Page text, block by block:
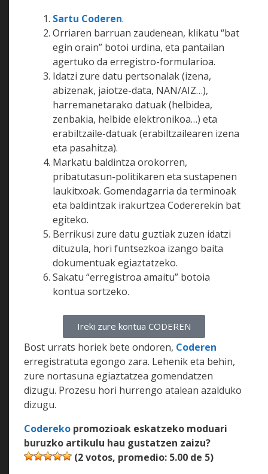
Sartu Coderen.
Orriaren barruan zaudenean, klikatu “bat
egin orain” botoi urdina, eta pantailan
agertuko da erregistro-formularioa.
Idatzi zure datu pertsonalak (izena,
abizenak, jaiotze-data, NAN/AIZ…),
harremanetarako datuak (helbidea,
zenbakia, helbide elektronikoa…) eta
erabiltzaile-datuak (erabiltzailearen izena
eta pasahitza).
Markatu baldintza orokorren,
pribatutasun-politikaren eta sustapenen
laukitxoak. Gomendagarria da terminoak
eta baldintzak irakurtzea Codererekin bat
egiteko.
Berrikusi zure datu guztiak zuzen idatzi
dituzula, hori funtsezkoa izango baita
dokumentuak egiaztatzeko.
Sakatu “erregistroa amaitu” botoia
kontua sortzeko.
Ireki zure kontua CODEREN
Bost urrats horiek bete ondoren, Coderen
erregistratuta egongo zara. Lehenik eta behin,
zure nortasuna egiaztatzea gomendatzen
dizugu. Prozesu hori hurrengo atalean azalduko
dizugu.
Codereko promozioak eskatzeko moduari
buruzko artikulu hau gustatzen zaizu?
(2votos, promedio: 5.00 de 5)